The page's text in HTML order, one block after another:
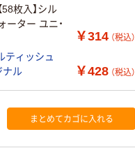
58枚入】シル
ター ユニ・
￥314 （税込）
ティッシュ
ナル
￥428 （税込）
まとめてカゴに入れる